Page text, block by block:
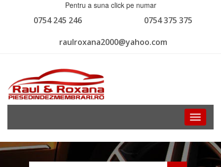
Pentru a suna click pe numar
0754 375 375
0754 245 246
raulroxana2000@yahoo.com
Toggle